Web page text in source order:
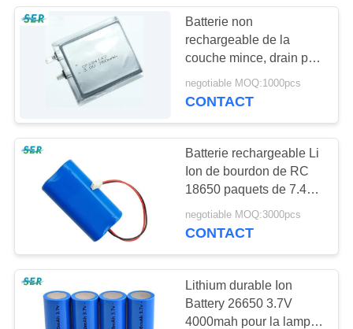
NOUVELLES
DEMANDEZ
UNE
CITATION
PLAN
PRIVACY
POLICY
batterie au lithium
9v
6
batterie d'ion de
lithium
Batterie non
rechargeable de la
couche mince, drain plat
de batterie au lithium de
3.0V CP224248 haut
negotiable MOQ:1000pcs
CONTACT
Batterie rechargeable Li
Ion de bourdon de RC
18650 paquets de 7.4V
2200mah pour le passe-
temps/hélicoptère de RC
negotiable MOQ:3000pcs
CONTACT
Lithium durable Ion
Battery 26650 3.7V
4000mah pour la lampe-